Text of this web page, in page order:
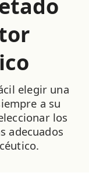
elegir una
a su
los
adecuados